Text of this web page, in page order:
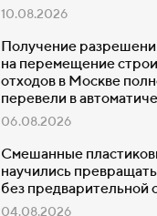
10.08.2026
Получение
на перемещение
отходов в Москве
перевели в
06.08.2026
Смешанные
научились
без предварительной
04.08.2026